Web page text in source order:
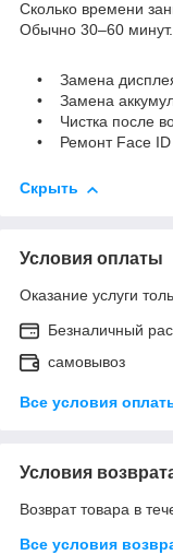
Сколько времени
Обычно 30–60 минут.
• Замена
• Замена
• Чистка после
• Ремонт Face ID
Скрыть
Условия оплаты
Оказание услуги
Безналичный
самовывоз
Все условия
Условия
Возврат товара в
Все условия